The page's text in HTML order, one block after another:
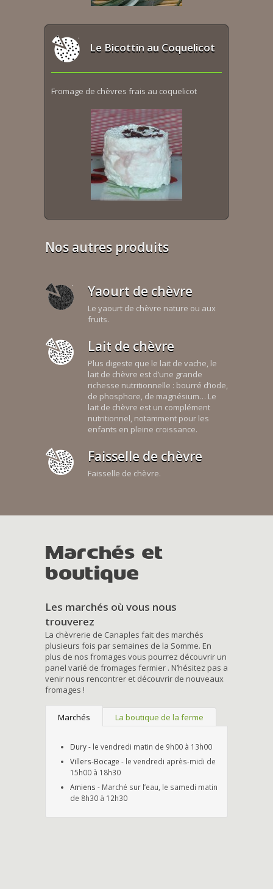
Le Bicottin au Coquelicot
Fromage de chèvres frais au coquelicot
Nos autres produits
Yaourt de chèvre
Le yaourt de chèvre nature ou aux
fruits.
Lait de chèvre
Plus digeste que le lait de vache, le
lait de chèvre est d’une grande
richesse nutritionnelle : bourré d’iode,
de phosphore, de magnésium… Le
lait de chèvre est un complément
nutritionnel, notamment pour les
enfants en pleine croissance.
Faisselle de chèvre
Faisselle de chèvre.
Marchés et
boutique
Les marchés où vous nous
trouverez
La chèvrerie de Canaples fait des marchés
plusieurs fois par semaines de la Somme. En
plus de nos fromages vous pourrez découvrir un
panel varié de fromages fermier . N’hésitez pas a
venir nous rencontrer et découvrir de nouveaux
fromages !
Marchés La boutique de la ferme
Dury- le vendredi matin de 9h00 à 13h00
Villers-Bocage - le vendredi après-midi de
15h00 à 18h30
Amiens - Marché sur l’eau, le samedi matin
de 8h30 à 12h30